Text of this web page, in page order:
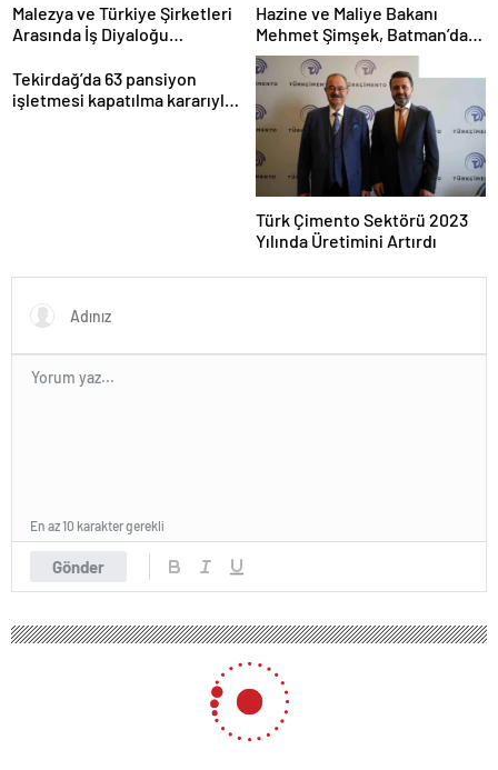
Malezya ve Türkiye Şirketleri
Arasında İş Diyaloğu
Hazine ve Maliye Bakanı
Mehmet Şimşek, Batman’da
medikal malzeme üretimi
yapacak bir fabrikanın
açılışını gerçekleştirdi
Tekirdağ’da 63 pansiyon
işletmesi kapatılma kararıyla
Türk Çimento Sektörü 2023
Yılında Üretimini Artırdı
Gönder
En az 10 karakter gerekli